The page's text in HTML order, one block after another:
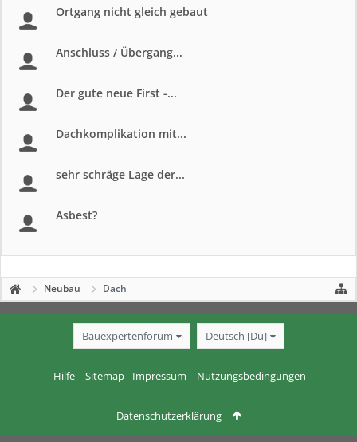
Ortgang nicht gleich gebaut
Anschluss / Übergang...
Der gute neue First -...
Dachkomplikation mit...
sehr schräge Lage der...
Asbest?
Neubau Dach
Bauexpertenforum Deutsch [Du]
Hilfe Sitemap Impressum Nutzungsbedingungen
Datenschutzerklärung